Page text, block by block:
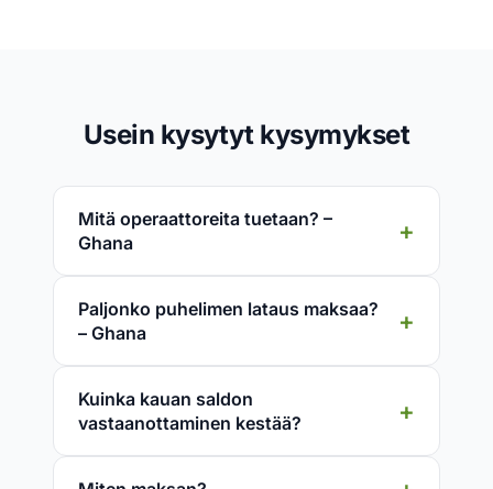
Usein kysytyt kysymykset
Mitä operaattoreita tuetaan? –
Ghana
Paljonko puhelimen lataus maksaa?
– Ghana
Kuinka kauan saldon
vastaanottaminen kestää?